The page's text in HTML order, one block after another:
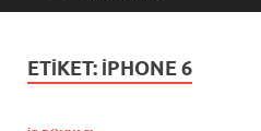
ETIKET: IPHONE 6